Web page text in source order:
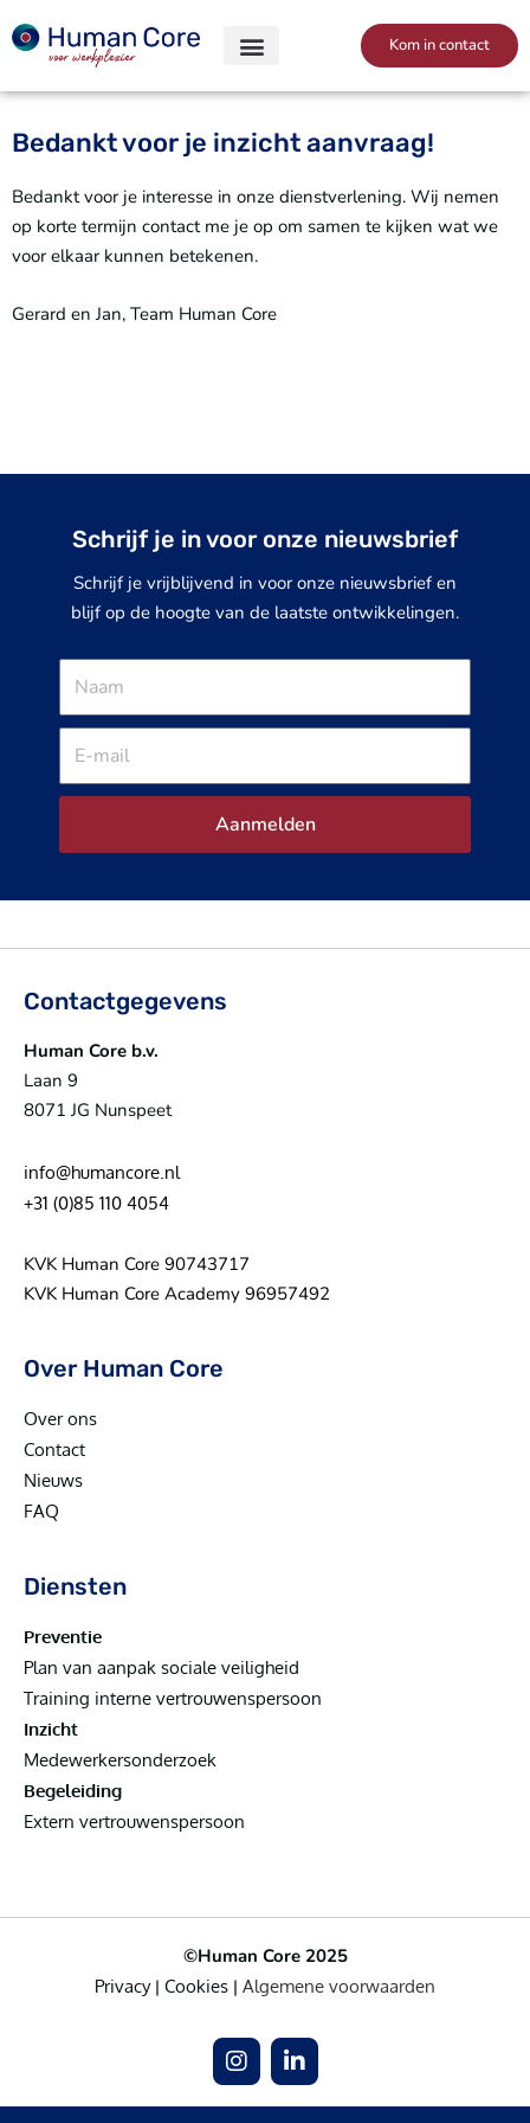
to
Kom in contact
Bedankt voor je inzicht aanvraag!
Bedankt voor je interesse in onze dienstverlening. Wij nemen
op korte termijn contact me je op om samen te kijken wat we
voor elkaar kunnen betekenen.
Gerard en Jan, Team Human Core
Schrijf je in voor onze nieuwsbrief
Schrijf je vrijblijvend in voor onze nieuwsbrief en
blijf op de hoogte van de laatste ontwikkelingen.
Naam
E-
Aanmelden
Contactgegevens
Human Core b.v.
Laan 9
8071 JG Nunspeet
info@humancore.nl
+31 (0)85 110 4054
KVK Human Core 90743717
KVK Human Core Academy 96957492
Over Human Core
Over ons
Contact
Nieuws
FAQ
Diensten
Preventie
Plan van aanpak sociale veiligheid
Training interne vertrouwenspersoon
Inzicht
Medewerkersonderzoek
Begeleiding
Extern vertrouwenspersoon
©Human Core 2025
Privacy| Cookies | Algemene voorwaarden
I
n
s
t
L
i
n
k